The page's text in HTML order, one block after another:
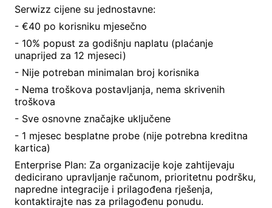
Serwizz cijene su jednostavne:
- €40 po korisniku mjesečno
- 10% popust za godišnju naplatu (plaćanje
unaprijed za 12 mjeseci)
- Nije potreban minimalan broj korisnika
- Nema troškova postavljanja, nema skrivenih
troškova
- Sve osnovne značajke uključene
- 1 mjesec besplatne probe (nije potrebna kreditna
kartica)
Enterprise Plan: Za organizacije koje zahtijevaju
dedicirano upravljanje računom, prioritetnu podršku,
napredne integracije i prilagođena rješenja,
kontaktirajte nas za prilagođenu ponudu.